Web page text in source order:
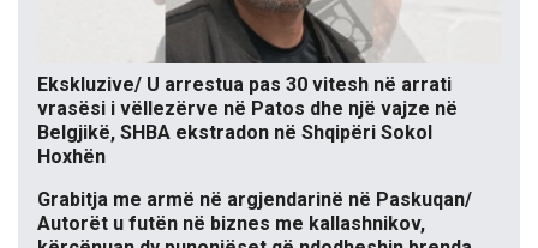
Ekskluzive/ U arrestua pas 30 vitesh në arrati
vrasësi i vëllezërve në Patos dhe një vajze në
Belgjikë, SHBA ekstradon në Shqipëri Sokol
Hoxhën
Grabitja me armë në argjendarinë në Paskuqan/
Autorët u futën në biznes me kallashnikov,